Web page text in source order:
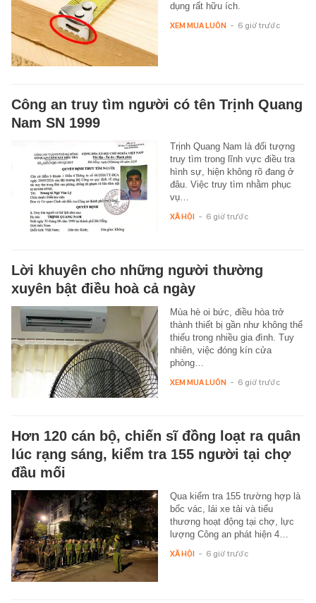
dụng rất hữu ích.
XEM MUA LUÔN - 6 giờ trước
Công an truy tìm người có tên Trịnh Quang
Nam SN 1999
Trịnh Quang Nam là đối tượng
truy tìm trong lĩnh vực điều tra
hình sự, hiện không rõ đang ở
đâu. Việc truy tìm nhằm phục
vụ…
XÃ HỘI - 6 giờ trước
Lời khuyên cho những người thường
xuyên bật điều hoà cả ngày
Mùa hè oi bức, điều hòa trở
thành thiết bị gần như không thể
thiếu trong nhiều gia đình. Tuy
nhiên, việc đóng kín cửa
phòng…
XEM MUA LUÔN - 6 giờ trước
Hơn 120 cán bộ, chiến sĩ đồng loạt ra quân
lúc rạng sáng, kiểm tra 155 người tại chợ
đầu mối
Qua kiểm tra 155 trường hợp là
bốc vác, lái xe tải và tiểu
thương hoạt động tại chợ, lực
lượng Công an phát hiện 4…
XÃ HỘI - 6 giờ trước